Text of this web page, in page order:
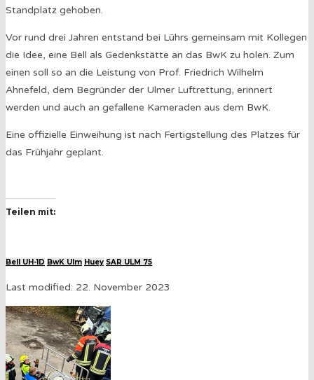
Standplatz gehoben.
Vor rund drei Jahren entstand bei Lührs gemeinsam mit Kollegen
die Idee, eine Bell als Gedenkstätte an das BwK zu holen. Zum
einen soll so an die Leistung von Prof. Friedrich Wilhelm
Ahnefeld, dem Begründer der Ulmer Luftrettung, erinnert
werden und auch an gefallene Kameraden aus dem BwK.
Eine offizielle Einweihung ist nach Fertigstellung des Platzes für
das Frühjahr geplant.
Teilen mit:
Bell UH-1D BwK Ulm Huey SAR ULM 75
Last modified: 22. November 2023